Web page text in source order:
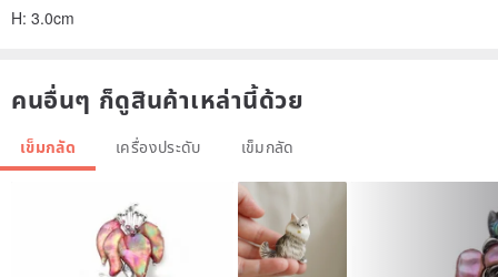
H: 3.0cm
คนอื่นๆ ก็ดูสินค้าเหล่านี้ด้วย
เข็มกลัด เครื่องประดับ เข็มกลัด